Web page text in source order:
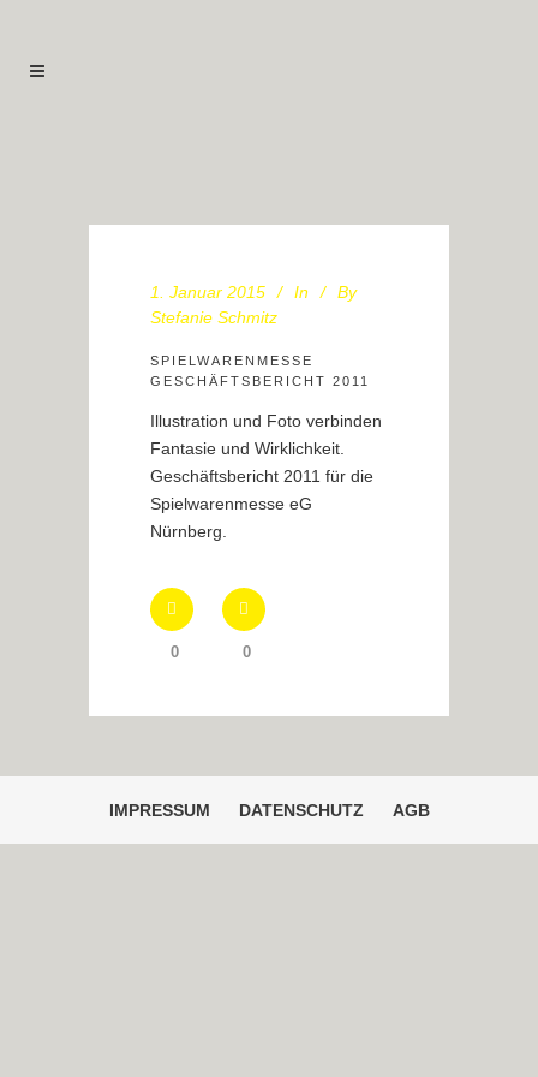
1. Januar 2015 In
By
Stefanie Schmitz
SPIELWARENMESSE
GESCHÄFTSBERICHT 2011
Illustration und Foto verbinden
Fantasie und Wirklichkeit.
Geschäftsbericht 2011 für die
Spielwarenmesse eG
Nürnberg.
0 0
IMPRESSUM DATENSCHUTZ AGB